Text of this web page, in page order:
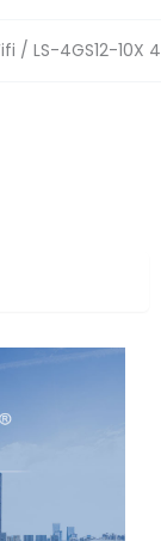
/ LS-4GS12-10X